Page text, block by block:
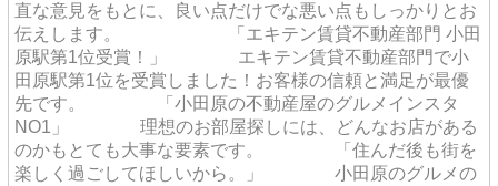
直な意見をもとに、良い点だけでな悪い点もしっかりとお
伝えします。 「エキテン賃貸不動産部門 小田
原駅第1位受賞！」 エキテン賃貸不動産部門で小
田原駅第1位を受賞しました！お客様の信頼と満足が最優
先です。 「小田原の不動産屋のグルメインスタ
NO1」 理想のお部屋探しには、どんなお店がある
のかもとても大事な要素です。 「住んだ後も街を
楽しく過ごしてほしいから。」 小田原のグルメの